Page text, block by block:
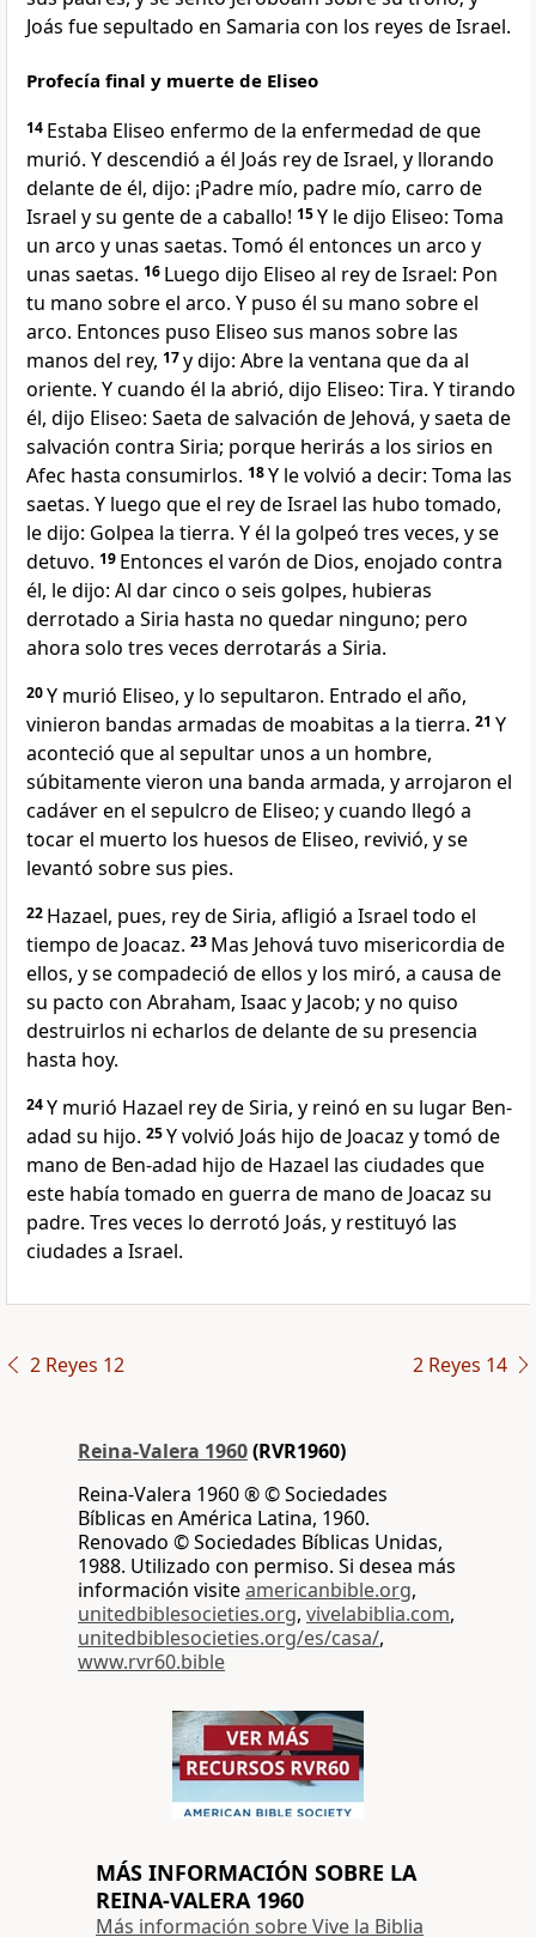
Joás fue sepultado en Samaria con los reyes de Israel.
Profecía final y muerte de Eliseo
14 Estaba Eliseo enfermo de la enfermedad de que
murió. Y descendió a él Joás rey de Israel, y llorando
delante de él, dijo: ¡Padre mío, padre mío, carro de
Israel y su gente de a caballo! 15Y le dijo Eliseo: Toma
un arco y unas saetas. Tomó él entonces un arco y
unas saetas. 16 Luego dijo Eliseo al rey de Israel: Pon
tu mano sobre el arco. Y puso él su mano sobre el
arco. Entonces puso Eliseo sus manos sobre las
manos del rey, 17y dijo: Abre la ventana que da al
oriente. Y cuando él la abrió, dijo Eliseo: Tira. Y tirando
él, dijo Eliseo: Saeta de salvación de Jehová, y saeta de
salvación contra Siria; porque herirás a los sirios en
Afec hasta consumirlos. 18Y le volvió a decir: Toma las
saetas. Y luego que el rey de Israel las hubo tomado,
le dijo: Golpea la tierra. Y él la golpeó tres veces, y se
detuvo. 19 Entonces el varón de Dios, enojado contra
él, le dijo: Al dar cinco o seis golpes, hubieras
derrotado a Siria hasta no quedar ninguno; pero
ahora solo tres veces derrotarás a Siria.
20Y murió Eliseo, y lo sepultaron. Entrado el año,
vinieron bandas armadas de moabitas a la tierra. 21 Y
aconteció que al sepultar unos a un hombre,
súbitamente vieron una banda armada, y arrojaron el
cadáver en el sepulcro de Eliseo; y cuando llegó a
tocar el muerto los huesos de Eliseo, revivió, y se
levantó sobre sus pies.
22 Hazael, pues, rey de Siria, afligió a Israel todo el
tiempo de Joacaz. 23 Mas Jehová tuvo misericordia de
ellos, y se compadeció de ellos y los miró, a causa de
su pacto con Abraham, Isaac y Jacob; y no quiso
destruirlos ni echarlos de delante de su presencia
hasta hoy.
24Y murió Hazael rey de Siria, y reinó en su lugar Ben-
adad su hijo. 25Y volvió Joás hijo de Joacaz y tomó de
mano de Ben-adad hijo de Hazael las ciudades que
este había tomado en guerra de mano de Joacaz su
padre. Tres veces lo derrotó Joás, y restituyó las
ciudades a Israel.
2 Reyes 12 2 Reyes 14
Reina-Valera 1960(RVR1960)
Reina-Valera 1960 ® © Sociedades
Bíblicas en América Latina, 1960.
Renovado © Sociedades Bíblicas Unidas,
1988. Utilizado con permiso. Si desea más
información visiteamericanbible.org,
unitedbiblesocieties.org, vivelabiblia.com,
unitedbiblesocieties.org/es/casa/,
www.rvr60.bible
MÁS INFORMACIÓN SOBRE LA
REINA-VALERA 1960
Más información sobre Vive la Biblia